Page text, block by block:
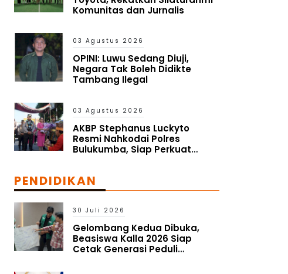
Komunitas dan Jurnalis
03 Agustus 2026
OPINI: Luwu Sedang Diuji,
Negara Tak Boleh Didikte
Tambang Ilegal
03 Agustus 2026
AKBP Stephanus Luckyto
Resmi Nahkodai Polres
Bulukumba, Siap Perkuat
PENDIDIKAN
30 Juli 2026
Gelombang Kedua Dibuka,
Beasiswa Kalla 2026 Siap
Cetak Generasi Peduli